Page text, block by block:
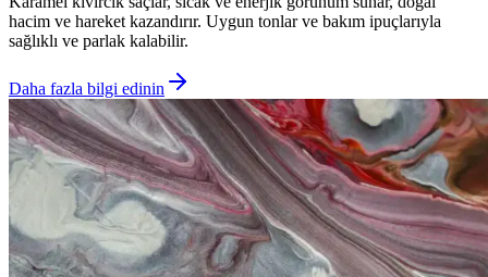
hacim ve hareket kazandırır. Uygun tonlar ve bakım ipuçlarıyla
sağlıklı ve parlak kalabilir.
Daha fazla bilgi edinin